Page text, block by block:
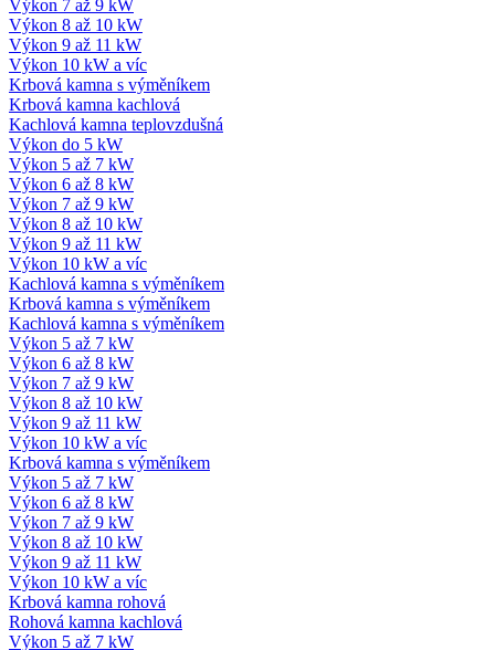
Výkon 7 až 9 kW
Výkon 8 až 10 kW
Výkon 9 až 11 kW
Výkon 10 kW a víc
Krbová kamna s výměníkem
Krbová kamna kachlová
Kachlová kamna teplovzdušná
Výkon do 5 kW
Výkon 5 až 7 kW
Výkon 6 až 8 kW
Výkon 7 až 9 kW
Výkon 8 až 10 kW
Výkon 9 až 11 kW
Výkon 10 kW a víc
Kachlová kamna s výměníkem
Krbová kamna s výměníkem
Kachlová kamna s výměníkem
Výkon 5 až 7 kW
Výkon 6 až 8 kW
Výkon 7 až 9 kW
Výkon 8 až 10 kW
Výkon 9 až 11 kW
Výkon 10 kW a víc
Krbová kamna s výměníkem
Výkon 5 až 7 kW
Výkon 6 až 8 kW
Výkon 7 až 9 kW
Výkon 8 až 10 kW
Výkon 9 až 11 kW
Výkon 10 kW a víc
Krbová kamna rohová
Rohová kamna kachlová
Výkon 5 až 7 kW